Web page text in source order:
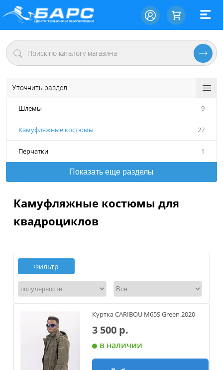
Уточнить раздел
Шлемы 9
Камуфляжные костюмы 27
Перчатки 1
Показать еще разделы
Камуфляжные костюмы для
квадроциклов
Фильтр
Куртка CARIBOU M65S Green 2020
3 500 р.
в наличии